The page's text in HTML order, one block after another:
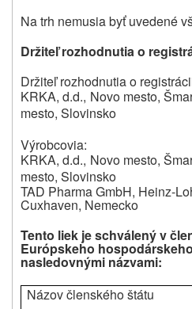
Na trh nemusia byť uvedené
Držiteľ rozhodnutia o
Držiteľ rozhodnutia o
KRKA, d.d., Novo mesto,
mesto, Slovinsko
Výrobcovia:
KRKA, d.d., Novo mesto,
mesto, Slovinsko
TAD Pharma GmbH, Heinz-
Cuxhaven, Nemecko
Tento liek je schválený v
Európskeho
nasledovnými názvami:
Názov členského štátu